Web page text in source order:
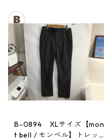
B-0894 XLサイズ【mon
t bell / モンベル】トレッ